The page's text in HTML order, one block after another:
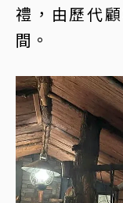
禮，由歷代
間。